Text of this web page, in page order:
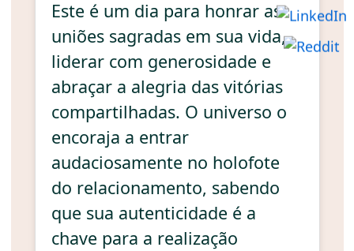
Este é um dia para honrar as
uniões sagradas em sua vida,
liderar com generosidade e
abraçar a alegria das vitórias
compartilhadas. O universo o
encoraja a entrar
audaciosamente no holofote
do relacionamento, sabendo
que sua autenticidade é a
chave para a realização